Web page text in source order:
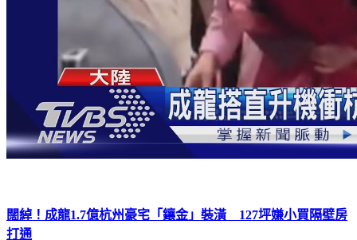
闊綽！成龍1.7億杭州豪宅「鑲金」裝潢 127坪嫌小買隔壁房
打通